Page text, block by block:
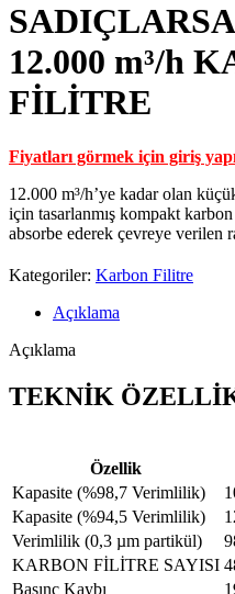
12.000 m³/h
FİLİTRE
Fiyatları görmek için giriş
12.000 m³/h’ye kadar olan
için tasarlanmış kompakt
absorbe ederek çevreye verilen
Kategoriler: Karbon Filitre
Açıklama
Açıklama
TEKNİK
Özellik
Kapasite (%98,7 Verimlilik)
Kapasite (%94,5 Verimlilik)
Verimlilik (0,3 µm partikül)
KARBON FİLİTRE SAYISI
Basınç Kaybı